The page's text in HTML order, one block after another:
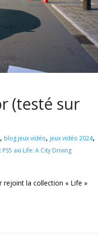
(testé sur
, blog jeux vidéo, jeux vidéo 2024,
PS5 axi Life: A City Driving
rejoint la collection « Life »